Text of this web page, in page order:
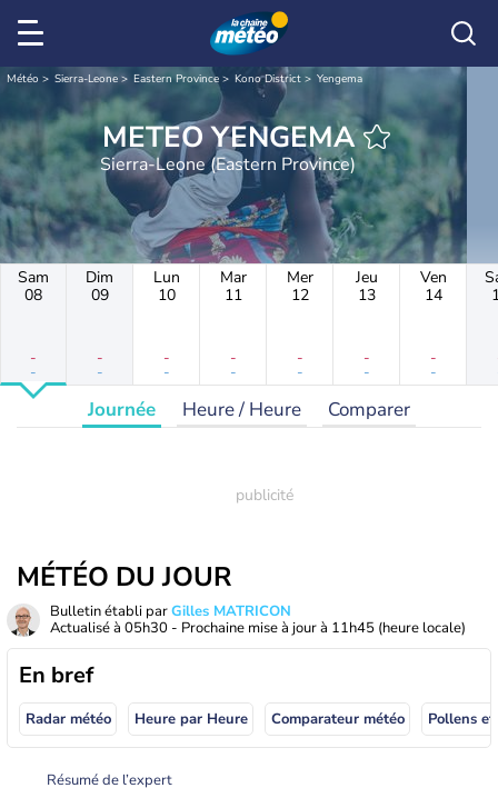
Météo Sierra-Leone Eastern Province Kono District Yengema
METEO YENGEMA
Sierra-Leone (Eastern Province)
Sam
08
-
-
Dim
09
-
-
Lun
10
-
-
Mar
11
-
-
Mer
12
-
-
Jeu
13
-
-
Ven
14
-
-
Journée Heure / Heure Comparer
MÉTÉO DU JOUR
Bulletin établi parGilles MATRICON
Actualisé à 05h30 - Prochaine mise à jour à 11h45 (heure locale)
En bref
Radar météo Heure par Heure Comparateur météo Pollens
Résumé de l’expert